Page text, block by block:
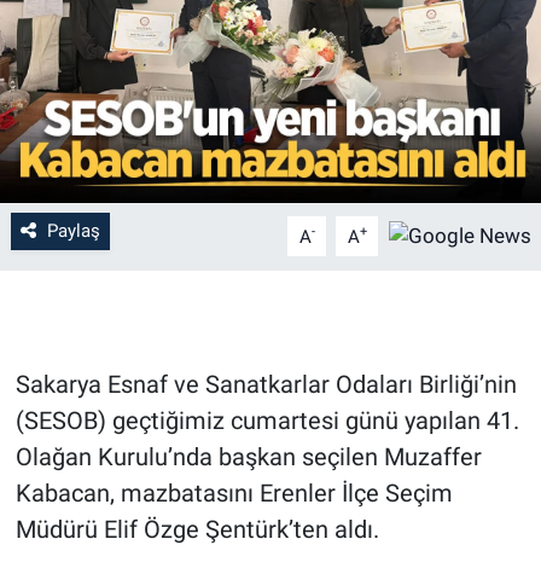
Paylaş A- A+
Sakarya Esnaf ve Sanatkarlar Odaları Birliği’nin
(SESOB) geçtiğimiz cumartesi günü yapılan 41.
Olağan Kurulu’nda başkan seçilen Muzaffer
Kabacan, mazbatasını Erenler İlçe Seçim
Müdürü Elif Özge Şentürk’ten aldı.